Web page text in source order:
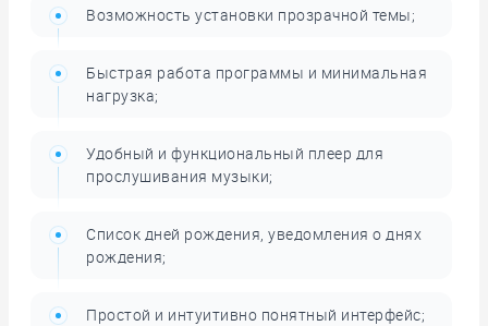
Возможность установки прозрачной темы;
Быстрая работа программы и минимальная
нагрузка;
Удобный и функциональный плеер для
прослушивания музыки;
Список дней рождения, уведомления о днях
рождения;
Простой и интуитивно понятный интерфейс;